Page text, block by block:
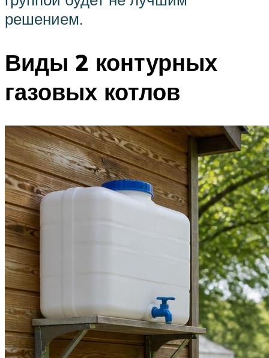
решением.
Виды 2 контурных
газовых котлов